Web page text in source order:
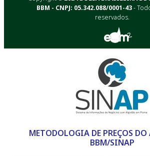
BBM - CNPJ: 05.342.088/0001-43-
reservados.
METODOLOGIA DE PREÇOS
BBM/SINAP